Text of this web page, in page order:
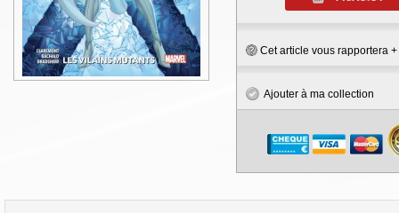
Cet article vous rapportera +
Ajouter à ma collection